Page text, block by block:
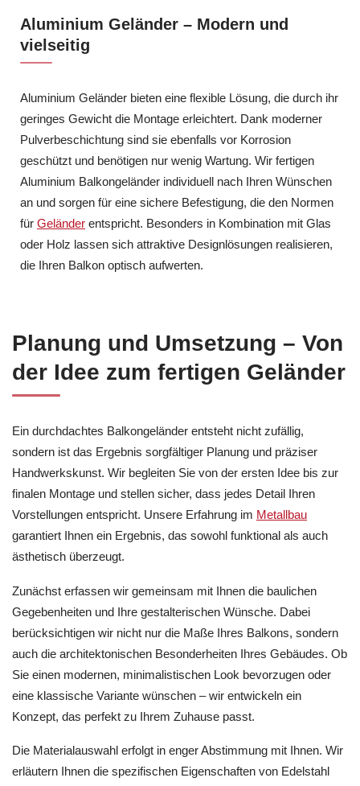
Aluminium Geländer – Modern und
vielseitig
Aluminium Geländer bieten eine flexible Lösung, die durch ihr
geringes Gewicht die Montage erleichtert. Dank moderner
Pulverbeschichtung sind sie ebenfalls vor Korrosion
geschützt und benötigen nur wenig Wartung. Wir fertigen
Aluminium Balkongeländer individuell nach Ihren Wünschen
an und sorgen für eine sichere Befestigung, die den Normen
für Geländer entspricht. Besonders in Kombination mit Glas
oder Holz lassen sich attraktive Designlösungen realisieren,
die Ihren Balkon optisch aufwerten.
Planung und Umsetzung – Von
der Idee zum fertigen Geländer
Ein durchdachtes Balkongeländer entsteht nicht zufällig,
sondern ist das Ergebnis sorgfältiger Planung und präziser
Handwerkskunst. Wir begleiten Sie von der ersten Idee bis zur
finalen Montage und stellen sicher, dass jedes Detail Ihren
Vorstellungen entspricht. Unsere Erfahrung im Metallbau
garantiert Ihnen ein Ergebnis, das sowohl funktional als auch
ästhetisch überzeugt.
Zunächst erfassen wir gemeinsam mit Ihnen die baulichen
Gegebenheiten und Ihre gestalterischen Wünsche. Dabei
berücksichtigen wir nicht nur die Maße Ihres Balkons, sondern
auch die architektonischen Besonderheiten Ihres Gebäudes. Ob
Sie einen modernen, minimalistischen Look bevorzugen oder
eine klassische Variante wünschen – wir entwickeln ein
Konzept, das perfekt zu Ihrem Zuhause passt.
Die Materialauswahl erfolgt in enger Abstimmung mit Ihnen. Wir
erläutern Ihnen die spezifischen Eigenschaften von Edelstahl